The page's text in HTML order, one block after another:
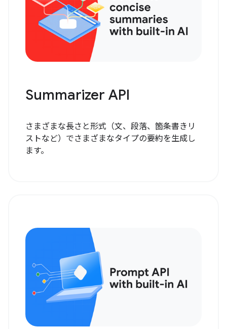
Summarizer API
さまざまな長さと形式（文、段落、箇条書きリ
ストなど）でさまざまなタイプの要約を生成し
ます。